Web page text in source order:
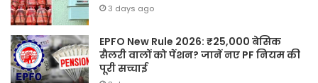
3 days ago
EPFO New Rule 2026: ₹25,000 बेसिक
सैलरी वालों को पेंशन? जानें नए PF नियम की
पूरी सच्चाई